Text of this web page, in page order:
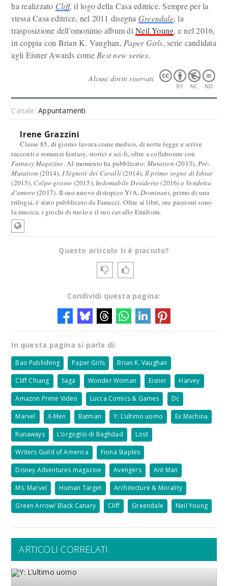
ha realizzato Cliff, il logo della Casa editrice. Sempre per la
stessa Casa editrice, nel 2011 disegna Greendale, la
trasposizione dell'omonimo album diNeil Young, e nel 2016,
in coppia con Brian K. Vaughan, Paper Girls, serie candidata
agli Eisner Awards come Best new series.
Alcuni diritti riservati
Canale:Appuntamenti
Irene Grazzini
Classe 85, di giorno lavora come medico, di notte legge e scrive
racconti e romanzi fantasy, storici e sci-fi, oltre a collaborare con
Fantasy Magazine. Al momento ha pubblicato:Mutation (2013), Pre-
Mutation (2014), I Signori dei Cavalli(2014), Il primo sogno di Ishtar
(2015), Colpo grosso (2015),Indomabile Desiderio (2016) e Vendetta
d'amore(2017). Il suo nuovo distopico Y/A,Dominant, primo di una
trilogia, è stato pubblicato da Fanucci. Oltre ai libri, sue passioni sono
la musica, i giochi di ruolo e il suo cavallo Emiltom.
Questo articolo ti è piaciuto?
Condividi questa pagina:
In questa pagina si parla di:
Bao Publishing Paper Girls Brian K. Vaughan
Cliff Chiang Saga Wonder Woman Eisner Harvey
Amazon Prime Video Lucca Comics & Games Dc
Marvel X-Men Batman Y: L’ultimo uomo Ex Machina
Runaways L’orgoglio di Baghdad Lost
Writers Guild of America Fiona Staples
Disney Adventures magazine Avengers Ant Man
Ms. Marvel Human Target Architecture & Morality
Green Arrow/ Black Canary Cliff Greendale Neil Young
ARTICOLI CORRELATI